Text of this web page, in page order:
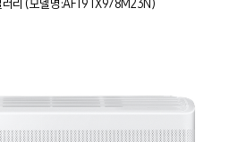
리 (모델명:AF19TX978M23N)